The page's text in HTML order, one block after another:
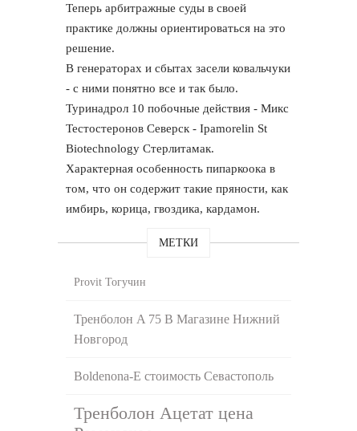
Теперь арбитражные суды в своей
практике должны ориентироваться на это
решение.
В генераторах и сбытах засели ковальчуки
- с ними понятно все и так было.
Туринадрол 10 побочные действия - Микс
Тестостеронов Северск - Ipamorelin St
Biotechnology Стерлитамак.
Характерная особенность пипаркоока в
том, что он содержит такие пряности, как
имбирь, корица, гвоздика, кардамон.
МЕТКИ
Provit Тогучин
Тренболон A 75 В Магазине Нижний
Новгород
Boldenona-E стоимость Севастополь
Тренболон Ацетат цена